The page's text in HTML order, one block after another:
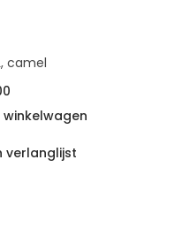
camel
verlanglijst